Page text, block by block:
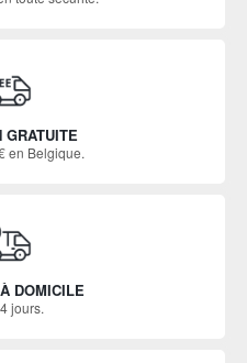
GRATUITE
en Belgique.
DOMICILE
jours.